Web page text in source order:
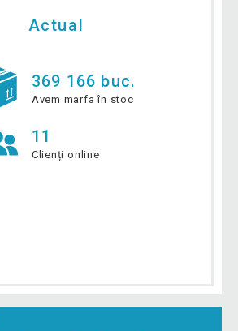
Actual
369 166 buc.
Avem marfa în stoc
11
Clienți online